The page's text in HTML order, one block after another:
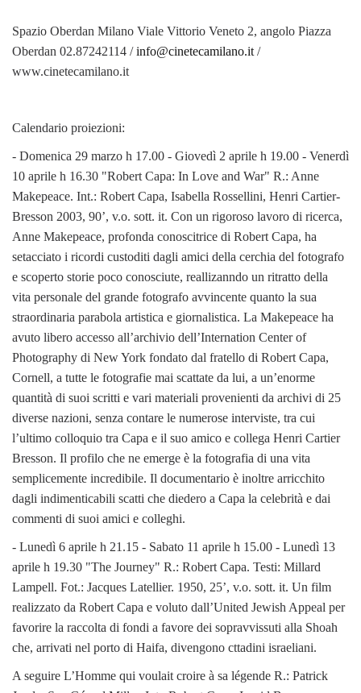
Spazio Oberdan Milano Viale Vittorio Veneto 2, angolo Piazza
Oberdan 02.87242114 /info@cinetecamilano.it /
www.cinetecamilano.it
Calendario proiezioni:
- Domenica 29 marzo h 17.00 - Giovedì 2 aprile h 19.00 - Venerdì
10 aprile h 16.30 "Robert Capa: In Love and War" R.: Anne
Makepeace. Int.: Robert Capa, Isabella Rossellini, Henri Cartier-
Bresson 2003, 90’, v.o. sott. it. Con un rigoroso lavoro di ricerca,
Anne Makepeace, profonda conoscitrice di Robert Capa, ha
setacciato i ricordi custoditi dagli amici della cerchia del fotografo
e scoperto storie poco conosciute, reallizanndo un ritratto della
vita personale del grande fotografo avvincente quanto la sua
straordinaria parabola artistica e giornalistica. La Makepeace ha
avuto libero accesso all’archivio dell’Internation Center of
Photography di New York fondato dal fratello di Robert Capa,
Cornell, a tutte le fotografie mai scattate da lui, a un’enorme
quantità di suoi scritti e vari materiali provenienti da archivi di 25
diverse nazioni, senza contare le numerose interviste, tra cui
l’ultimo colloquio tra Capa e il suo amico e collega Henri Cartier
Bresson. Il profilo che ne emerge è la fotografia di una vita
semplicemente incredibile. Il documentario è inoltre arricchito
dagli indimenticabili scatti che diedero a Capa la celebrità e dai
commenti di suoi amici e colleghi.
- Lunedì 6 aprile h 21.15 - Sabato 11 aprile h 15.00 - Lunedì 13
aprile h 19.30 "The Journey" R.: Robert Capa. Testi: Millard
Lampell. Fot.: Jacques Latellier. 1950, 25’, v.o. sott. it. Un film
realizzato da Robert Capa e voluto dall’United Jewish Appeal per
favorire la raccolta di fondi a favore dei sopravvissuti alla Shoah
che, arrivati nel porto di Haifa, divengono cttadini israeliani.
A seguire L’Homme qui voulait croire à sa légende R.: Patrick